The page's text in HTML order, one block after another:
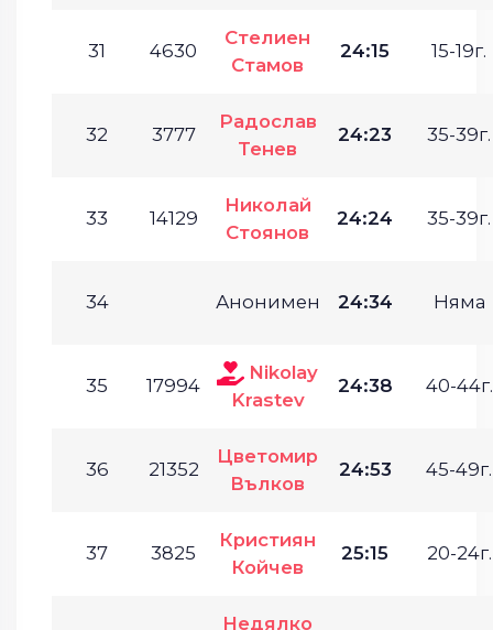
31 4630
Стелиен
Стамов
24:15 15-19г.
32 3777
Радослав
Тенев
24:23 35-39г.
33 14129
Николай
Стоянов
24:24 35-39г.
34 Анонимен 24:34 Няма
35 17994
Nikolay
Krastev
24:38 40-44г.
36 21352
Цветомир
Вълков
24:53 45-49г.
37 3825
Кристиян
Койчев
25:15 20-24г.
Недялко